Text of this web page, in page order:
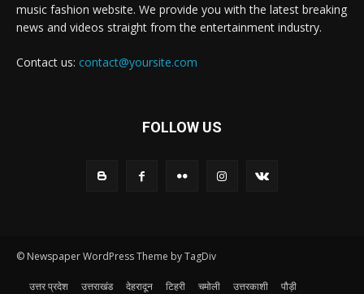
music fashion website. We provide you with the latest breaking
news and videos straight from the entertainment industry.
Contact us: contact@yoursite.com
FOLLOW US
© Newspaper WordPress Theme by TagDiv
उत्तर प्रदेश उत्तराखंड देहरादून टिहरी चमोली उत्तरकाशी पौड़ी